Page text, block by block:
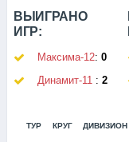
ВЫИГРАНО
ИГР:
Максима-12: 0
Динамит-11 : 2
ТУР КРУГ ДИВИЗИОН